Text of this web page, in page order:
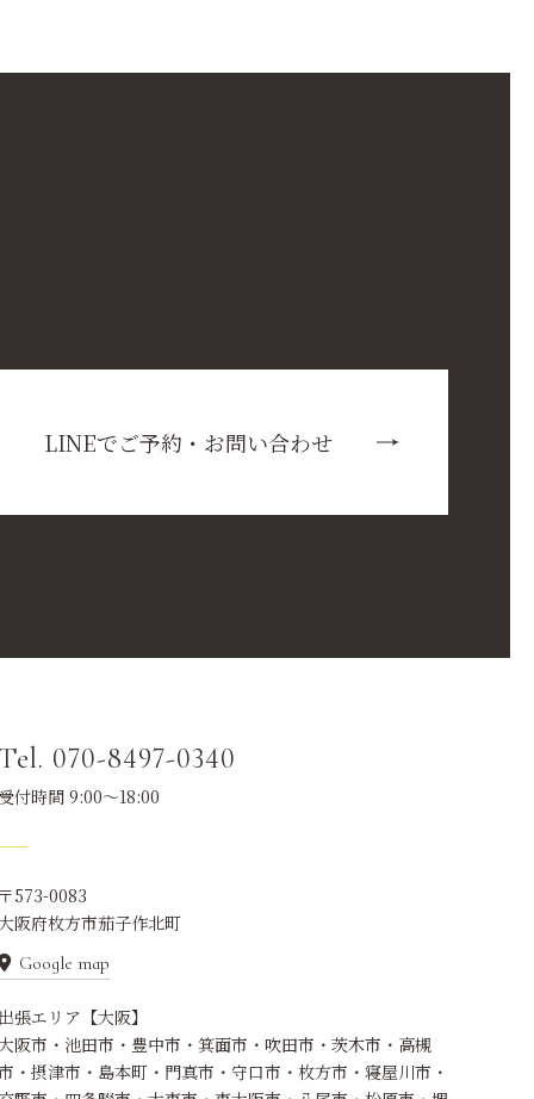
LINEでご予約・お問い合わせ
070-8497-0340
付時間 9:00～18:00
573-0083
阪府枚方市茄子作北町
Google map
張エリア【大阪】
阪市・池田市・豊中市・箕面市・吹田市・茨木市・高槻
・摂津市・島本町・門真市・守口市・枚方市・寝屋川市・